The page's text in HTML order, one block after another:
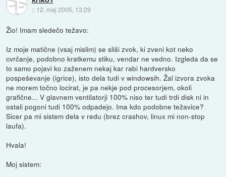
:: 12. maj 2005, 13:29
Žio! Imam sledečo težavo:
Iz moje matične (vsaj mislim) se sliši zvok, ki zveni kot neko
cvrčanje, podobno kratkemu stiku, vendar ne vedno. Izgleda da se
to samo pojavi ko zaženem nekaj kar rabi hardversko
pospeševanje (igrice), isto dela tudi v windowsih. Žal izvora zvoka
ne morem točno locirat, je pa nekje pod procesorjem, okoli
grafične... V glavnem ventilatorji 100% niso ter tudi trdi disk ni in
ostali pogoni tudi 100% odpadejo. Ima kdo podobne težavice?
Sicer pa mi sistem dela v redu (brez crashov, linux mi non-stop
laufa).
Hvala!
Moj sistem: